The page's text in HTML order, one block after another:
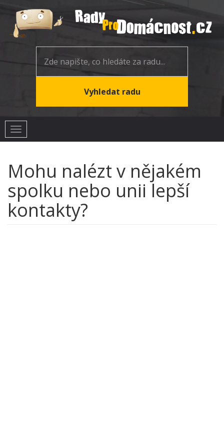
Toggle
navigation
Mohu nalézt v nějakém
spolku nebo unii lepší
kontakty?